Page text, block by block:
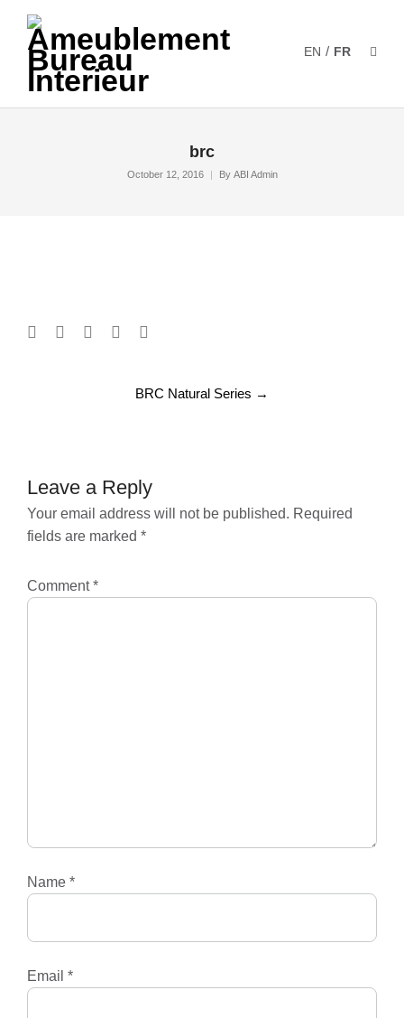
EN / FR
brc
October 12, 2016 By ABI Admin
BRC Natural Series →
Leave a Reply
Your email address will not be published. Required
fields are marked *
Comment*
Name *
Email *